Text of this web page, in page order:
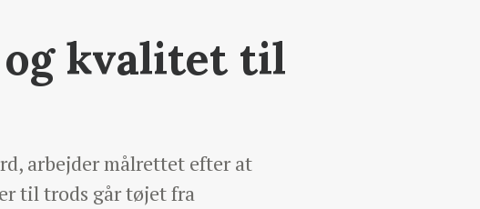
kvalitet til
arbejder målrettet efter at
til trods går tøjet fra